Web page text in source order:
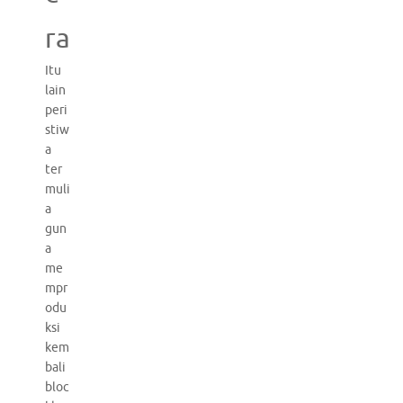
ra
Itu
lain
peri
stiw
a
ter
muli
a
gun
a
me
mpr
odu
ksi
kem
bali
bloc